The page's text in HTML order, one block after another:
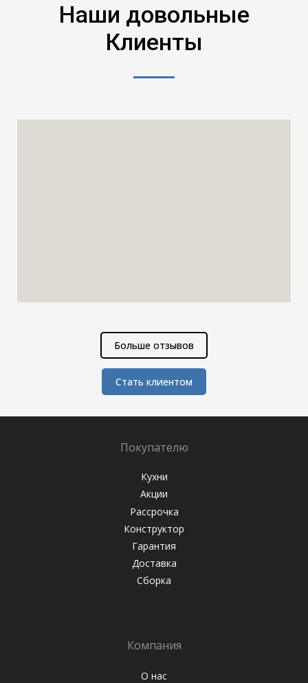
Наши довольные
Клиенты
Больше отзывов
Стать клиентом
Покупателю
Кухни
Акции
Рассрочка
Конструктор
Гарантия
Доставка
Сборка
Компания
О нас